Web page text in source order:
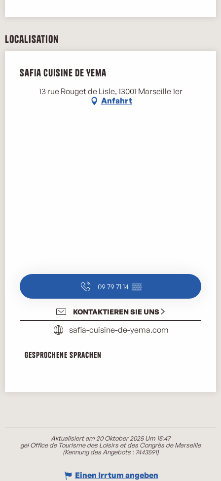
Localisation
Safia Cuisine de Yema
13 rue Rouget de Lisle, 13001 Marseille 1er
Anfahrt
09 79 71 14 ▒▒
KONTAKTIEREN SIE UNS
safia-cuisine-de-yema.com
Gesprochene Sprachen
Gesprochene Sprachen
Aktualisiert am 20 Oktober 2025 Um 15:47
gei Office de Tourisme des Loisirs et des Congrès de Marseille
(Kennung des Angebots : 7443591)
Einen Irrtum angeben